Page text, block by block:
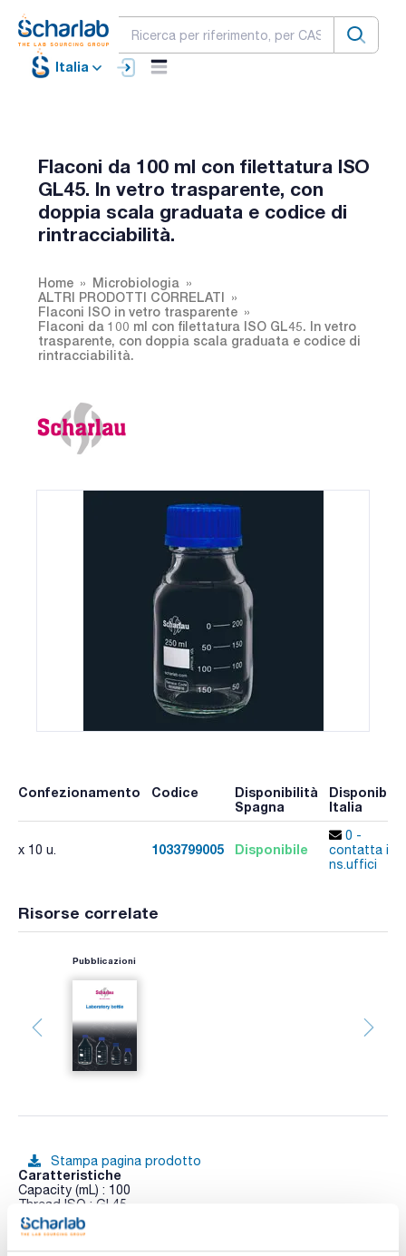
Italia
Flaconi da 100 ml con filettatura ISO
GL45. In vetro trasparente, con
doppia scala graduata e codice di
rintracciabilità.
Home
Microbiologia
ALTRI PRODOTTI CORRELATI
Flaconi ISO in vetro trasparente
Flaconi da 100 ml con filettatura ISO GL45. In vetro
trasparente, con doppia scala graduata e codice di
rintracciabilità.
Confezionamento Codice
Disponibilità
Spagna
Italia
x 10 u. 1033799005 Disponibile
0 -
contatta i
ns.uffici
Risorse correlate
Pubblicazioni
Stampa pagina prodotto
Caratteristiche
Capacity (mL) : 100
Thread ISO : GL45
Double graduated scale : Yes
Retrace code : Yes
Pack (u.) : 10